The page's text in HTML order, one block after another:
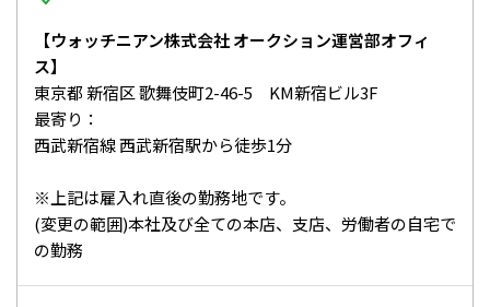
【ウォッチニアン株式会社 オークション運営部オフィ
ス】
東京都 新宿区 歌舞伎町2-46-5 KM新宿ビル3F
最寄り：
西武新宿線 西武新宿駅から徒歩1分
※上記は雇入れ直後の勤務地です。
(変更の範囲)本社及び全ての本店、支店、労働者の自宅で
の勤務